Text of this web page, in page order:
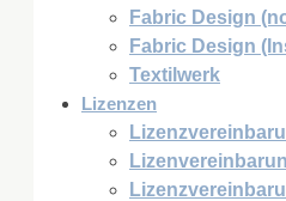
Fabric Design
Fabric Design
Textilwerk
Lizenzen